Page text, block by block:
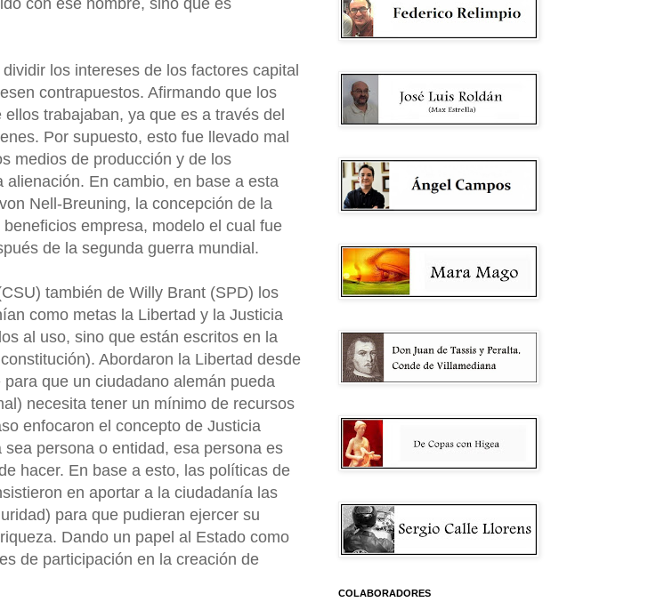
los intereses de los factores capital
contrapuestos. Afirmando que los
trabajaban, ya que es a través del
Por supuesto, esto fue llevado mal
medios de producción y de los
En cambio, en base a esta
Nell-Breuning, la concepción de la
empresa, modelo el cual fue
de la segunda guerra mundial.
también de Willy Brant (SPD) los
como metas la Libertad y la Justicia
al uso, sino que están escritos en la
Abordaron la Libertad desde
que un ciudadano alemán pueda
necesita tener un mínimo de recursos
enfocaron el concepto de Justicia
persona o entidad, esa persona es
hacer. En base a esto, las políticas de
en aportar a la ciudadanía las
para que pudieran ejercer su
Dando un papel al Estado como
de participación en la creación de
COLABORADORES